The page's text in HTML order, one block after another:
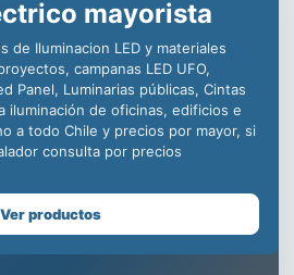
de
para la
de
en todo Chile
de
equipos de iluminación comercial,
y educacionales, con
LED industriales, paneles led para